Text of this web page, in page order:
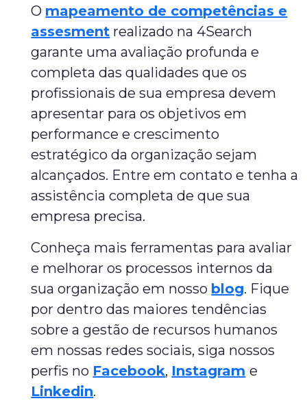
O mapeamento de competências e
assesment realizado na 4Search
garante uma avaliação profunda e
completa das qualidades que os
profissionais de sua empresa devem
apresentar para os objetivos em
performance e crescimento
estratégico da organização sejam
alcançados. Entre em contato e tenha a
assistência completa de que sua
empresa precisa.
Conheça mais ferramentas para avaliar
e melhorar os processos internos da
sua organização em nosso blog. Fique
por dentro das maiores tendências
sobre a gestão de recursos humanos
em nossas redes sociais, siga nossos
perfis no Facebook, Instagram e
Linkedin.